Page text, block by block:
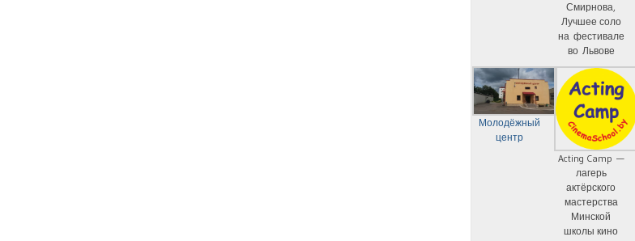
Смирнова,
Лучшее соло
на фестивале
во Львове
Молодёжный
центр
Acting Camp —
лагерь
актёрского
мастерства
Минской
школы кино